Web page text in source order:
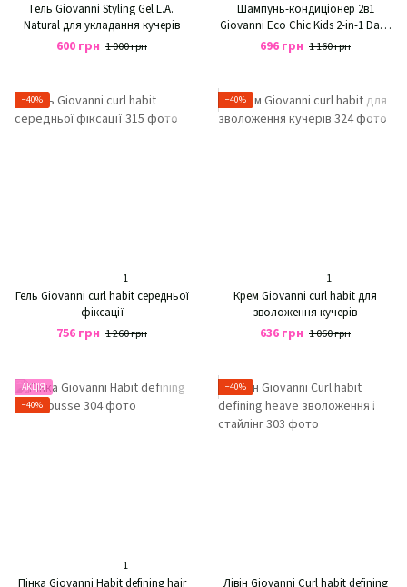
Гель Giovanni Styling Gel L.A.
Natural для укладання кучерів
600 грн 1 000 грн
Шампунь-кондиціонер 2в1
Giovanni Eco Chic Kids 2-in-1 Daily
Shampoo & Conditioner
696 грн 1 160 грн
−40%
1
Гель Giovanni curl habit середньої
фіксації
756 грн 1 260 грн
−40%
1
Крем Giovanni curl habit для
зволоження кучерів
636 грн 1 060 грн
АКЦІЯ
−40%
1
Пінка Giovanni Habit defining hair
−40%
Лівін Giovanni Curl habit defining